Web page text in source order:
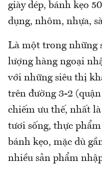
giày dép, bánh kẹo
dụng, nhôm, nhựa,
Là một trong những
lượng hàng ngoại
với những siêu thị
trên đường 3-2
chiếm ưu thế, nhất
tươi sống, thực
bánh kẹo, mặc dù
nhiều sản phẩm